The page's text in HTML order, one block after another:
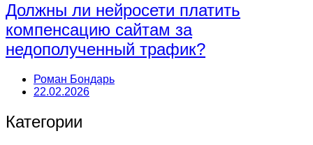
Должны ли нейросети платить
компенсацию сайтам за
недополученный трафик?
Роман Бондарь
22.02.2026
Категории